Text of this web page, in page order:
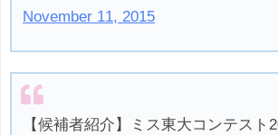
November 11, 2015
【候補者紹介】ミス東大コンテスト